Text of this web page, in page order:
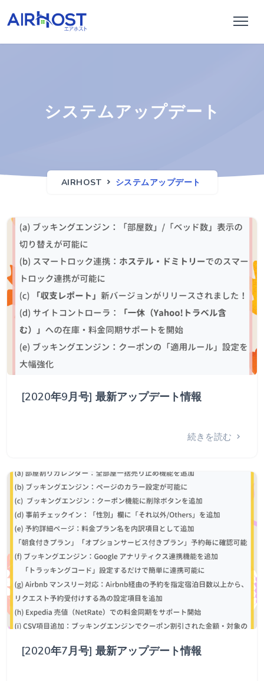
システムアップデート
AIRHOST システムアップデート
[2020年9月号] 最新アップデート情報
続きを読む
[2020年7月号] 最新アップデート情報